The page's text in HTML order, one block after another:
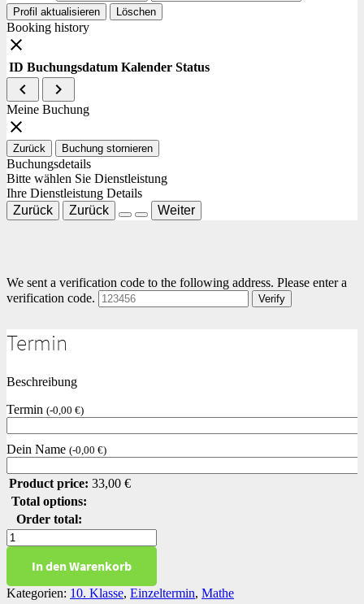
Profil aktualisieren
Löschen
Booking history
close
ID Buchungsdatum Kalender Status
navigate_before navigate_next
Meine Buchung
close
Zurück Buchung stornieren
Buchungsdetails
Bitte wählen Sie Dienstleistung
Ihre Dienstleistung Details
Zurück
Zurück Weiter
We sent a verification code to the following address. Please enter a
verification code.
Verify
Termin
Beschreibung
Termin (-0,00 €)
Dein Name (-0,00 €)
Product price: 33,00 €
Total options:
Order total:
Gleichungssysteme
Level
In den Warenkorb
Kategorien: 10. Klasse, Einzeltermin, Mathe